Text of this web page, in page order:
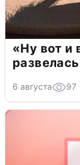
«Ну вот и
6 августа 97